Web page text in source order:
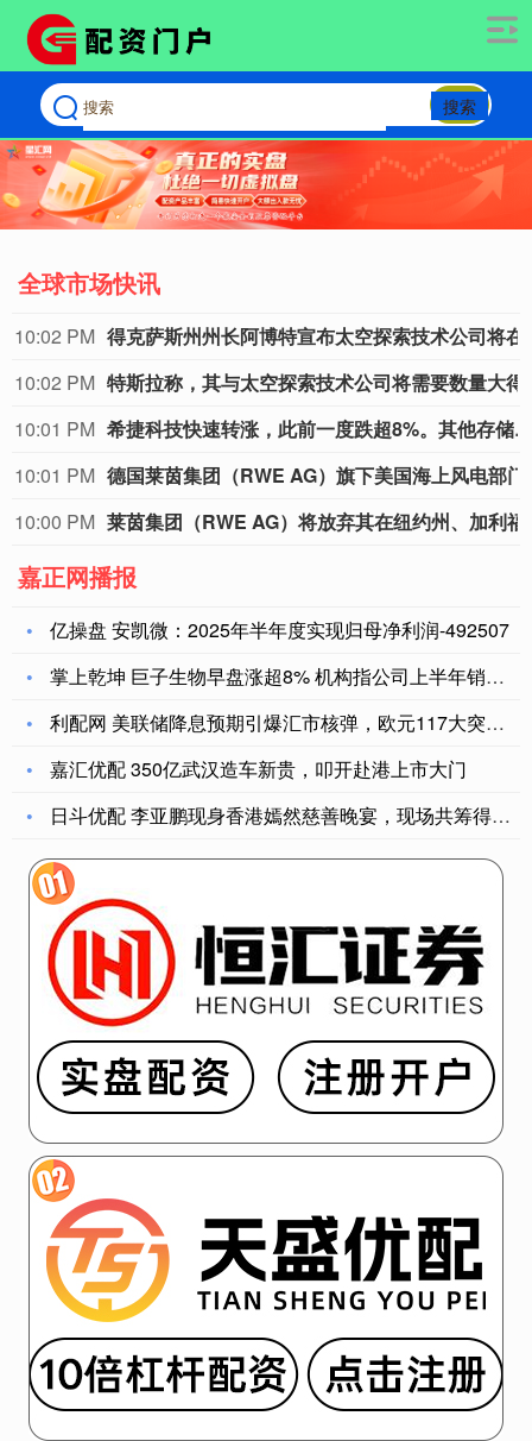
搜索
全球市场快讯
10:02 PM
10:02 PM
10:01 PM
希捷科技快速转涨，此前一度跌超8%。其他存储股也大幅收窄跌幅。
10:01 PM
10:00 PM
嘉正网播报
亿操盘 安凯微：2025年半年度实现归母净利润-492507
掌上乾坤 巨子生物早盘涨超8% 机构指公司上半年销售费用控制
利配网 美联储降息预期引爆汇市核弹，欧元117大突围！
嘉汇优配 350亿武汉造车新贵，叩开赴港上市大门
日斗优配 李亚鹏现身香港嫣然慈善晚宴，现场共筹得336万元港